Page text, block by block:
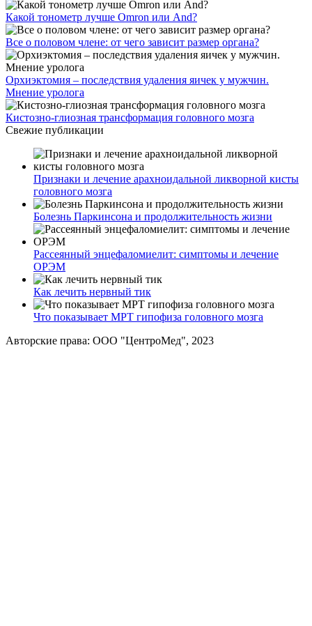
Какой тонометр лучше Omron или And?
Все о половом члене: от чего зависит размер органа?
Орхиэктомия – последствия удаления яичек у мужчин.
Мнение уролога
Кистозно-глиозная трансформация головного мозга
Свежие публикации
Признаки и лечение арахноидальной ликворной кисты
головного мозга
Болезнь Паркинсона и продолжительность жизни
Рассеянный энцефаломиелит: симптомы и лечение
ОРЭМ
Как лечить нервный тик
Что показывает МРТ гипофиза головного мозга
Авторские права: ООО "ЦентроМед", 2023